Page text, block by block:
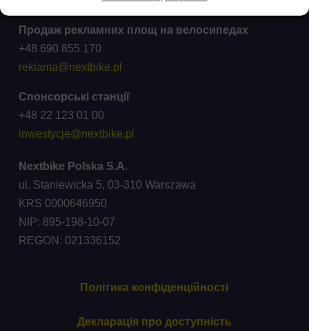
Продаж рекламних площ на велосипедах
+48 690 855 170
reklama@nextbike.pl
Спонсорські станції
+48 22 123 01 00
inwestycje@nextbike.pl
Nextbike Polska S.A.
ul. Staniewicka 5, 03-310 Warszawa
KRS 0000646950
NIP: 895-198-10-07
REGON: 021336152
Політика конфіденційності
Декларація про доступність